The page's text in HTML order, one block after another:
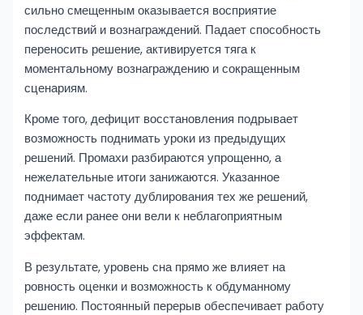
сильно смещенным оказывается восприятие
последствий и вознаграждений. Падает способность
переносить решение, активируется тяга к
моментальному вознаграждению и сокращенным
сценариям.
Кроме того, дефицит восстановления подрывает
возможность поднимать уроки из предыдущих
решений. Промахи разбираются упрощенно, а
нежелательные итоги занижаются. Указанное
поднимает частоту дублирования тех же решений,
даже если ранее они вели к неблагоприятным
эффектам.
В результате, уровень сна прямо же влияет на
ровность оценки и возможность к обдуманному
решению. Постоянный перерыв обеспечивает работу